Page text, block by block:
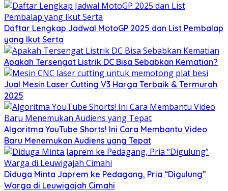
Daftar Lengkap Jadwal MotoGP 2025 dan List Pembalap
yang Ikut Serta
Apakah Tersengat Listrik DC Bisa Sebabkan Kematian?
Jual Mesin Laser Cutting V3 Harga Terbaik & Termurah
2025
Algoritma YouTube Shorts! Ini Cara Membantu Video
Baru Menemukan Audiens yang Tepat
Diduga Minta Japrem ke Pedagang, Pria “Digulung”
Warga di Leuwigajah Cimahi